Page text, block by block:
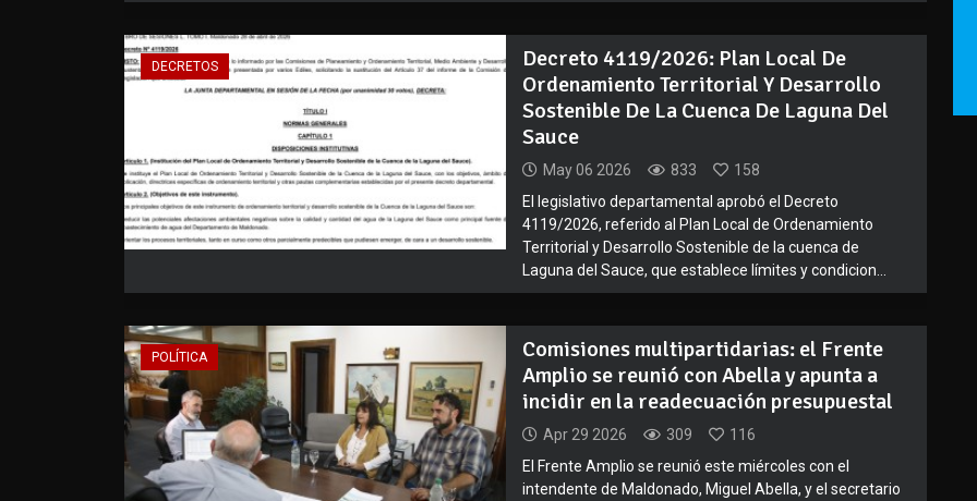
DECRETOS
Decreto 4119/2026: Plan Local De
Ordenamiento Territorial Y Desarrollo
Sostenible De La Cuenca De Laguna Del
Sauce
May 06 2026 833
158
El legislativo departamental aprobó el Decreto
4119/2026, referido al Plan Local de Ordenamiento
Territorial y Desarrollo Sostenible de la cuenca de
Laguna del Sauce, que establece límites y condicion...
POLÍTICA
Comisiones multipartidarias: el Frente
Amplio se reunió con Abella y apunta a
incidir en la readecuación presupuestal
Apr 29 2026 309
116
El Frente Amplio se reunió este miércoles con el
intendente de Maldonado, Miguel Abella, y el secretario